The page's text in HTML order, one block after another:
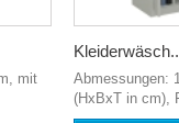
mit
Abmessungen:
(HxBxT in cm),